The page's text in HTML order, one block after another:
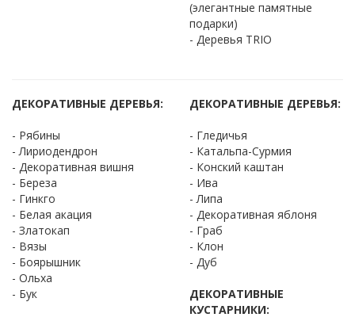
(элегантные памятные
подарки)
- Деревья TRIO
ДЕКОРАТИВНЫЕ ДЕРЕВЬЯ:
- Рябины
- Лириодендрон
- Декоративная вишня
- Береза
- Гинкго
- Белая акация
- Златокап
- Вязы
- Боярышник
- Ольха
- Бук
ДЕКОРАТИВНЫЕ ДЕРЕВЬЯ:
- Гледичья
- Катальпа-Сурмия
- Конский каштан
- Ива
- Липа
- Декоративная яблоня
- Граб
- Клон
- Дуб
ДЕКОРАТИВНЫЕ
КУСТАРНИКИ: